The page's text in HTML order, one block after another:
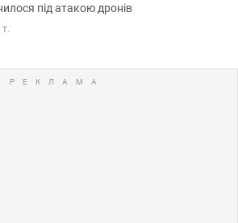
під атакою дронів